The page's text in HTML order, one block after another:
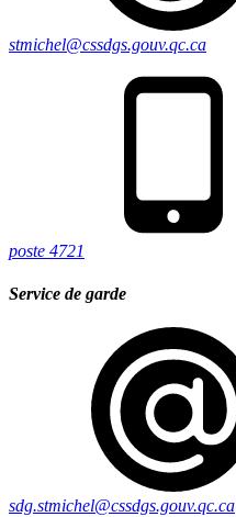
stmichel@cssdgs.gouv.qc.ca
poste 4721
Service de garde
sdg.stmichel@cssdgs.gouv.qc.ca